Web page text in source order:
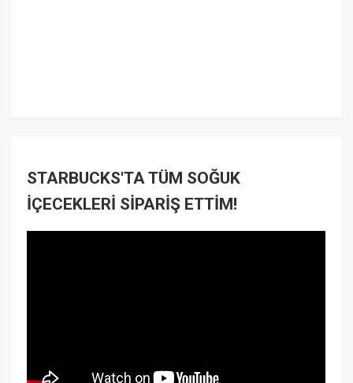
STARBUCKS'TA TÜM SOĞUK
İÇECEKLERİ SİPARİŞ ETTİM!